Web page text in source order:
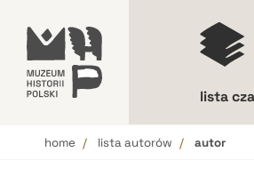
lista
home lista autorów autor